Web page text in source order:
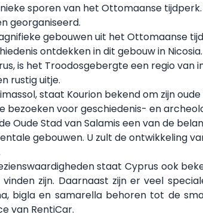
sporen van het Ottomaanse
georganiseerd.
gebouwen uit het Ottomaanse
ontdekken in dit gebouw in Nicosia.
is het Troodosgebergte een regio
rustig uitje.
staat Kourion bekend om zijn
bezoeken voor geschiedenis- en
Oude Stad van Salamis een van de
gebouwen. U zult de ontwikkeling
staat Cyprus ook
zijn. Daarnaast zijn er veel
bigla en samarella behoren tot de
van RentiCar.